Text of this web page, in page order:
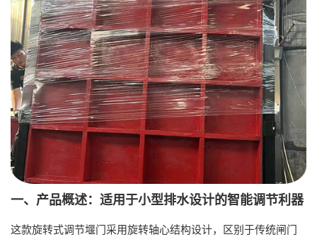
一、产品概述：适用于小型排水设计的智能调节利器
这款旋转式调节堰门采用旋转轴心结构设计，区别于传统闸门